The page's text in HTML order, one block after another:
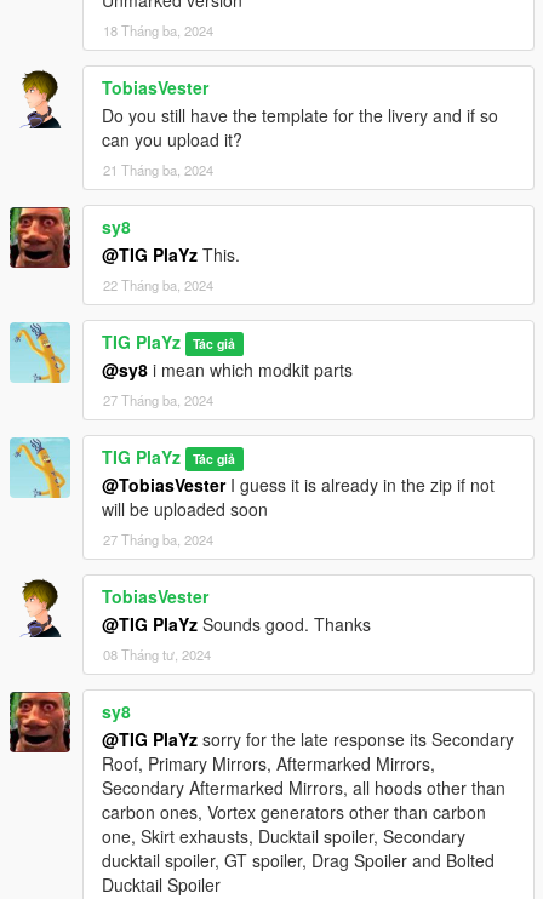
18 Tháng ba, 2024
TobiasVester
Do you still have the template for the livery and if so
can you upload it?
21 Tháng ba, 2024
sy8
@TIG PlaYz This.
22 Tháng ba, 2024
TIG PlaYz Tác giả
@sy8 i mean which modkit parts
27 Tháng ba, 2024
TIG PlaYz Tác giả
@TobiasVesterI guess it is already in the zip if not
will be uploaded soon
27 Tháng ba, 2024
TobiasVester
@TIG PlaYz Sounds good. Thanks
08 Tháng tư, 2024
sy8
@TIG PlaYz sorry for the late response its Secondary
Roof, Primary Mirrors, Aftermarked Mirrors,
Secondary Aftermarked Mirrors, all hoods other than
carbon ones, Vortex generators other than carbon
one, Skirt exhausts, Ducktail spoiler, Secondary
ducktail spoiler, GT spoiler, Drag Spoiler and Bolted
Ducktail Spoiler